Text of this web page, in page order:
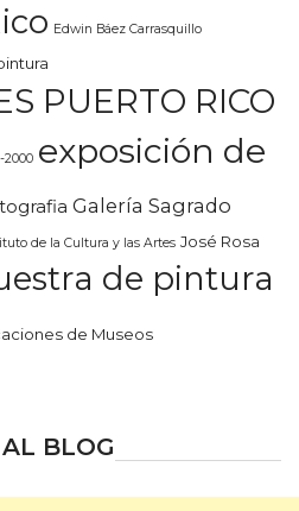
Edwin Báez Carrasquillo
PUERTO RICO
2000 exposición de
Galería Sagrado
de la Cultura y las Artes José Rosa
de pintura
de Museos
BLOG